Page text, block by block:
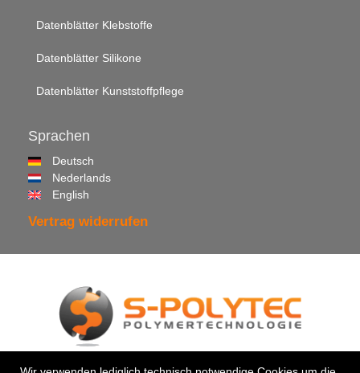
Datenblätter Klebstoffe
Datenblätter Silikone
Datenblätter Kunststoffpflege
Sprachen
Deutsch
Nederlands
English
Vertrag widerrufen